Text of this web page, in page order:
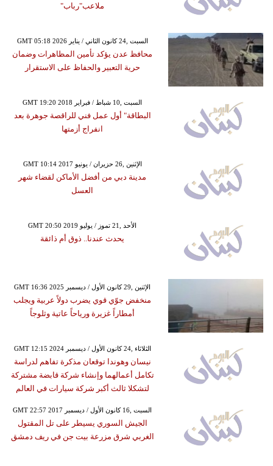
ملاعب"رباب"
GMT 05:18 2026 السبت ,24 كانون الثاني / يناير
محافظ عدن يؤكد تأمين المظاهرات وضمان
حرية التعبير والحفاظ على الاستقرار
GMT 19:20 2018 السبت ,10 شباط / فبراير
البطاقة" أول عمل فني للراقصة جوهرة بعد
انفراج أزمتها
GMT 10:14 2017 الإثنين ,26 حزيران / يونيو
مدينة دبي من أفضل الأماكن لقضاء شهر
العسل
GMT 20:50 2019 الأحد ,21 تموز / يوليو
يحدث عندنا.. ذوق أم ذائقة
GMT 16:36 2025 الإثنين ,29 كانون الأول / ديسمبر
منخفض جوّي قوي يضرب دولاً عربية ويجلب
أمطاراً غزيرة ورياحاً عاتية وثلوجاً
GMT 12:15 2024 الثلاثاء ,24 كانون الأول / ديسمبر
نيسان وهوندا توقعان مذكرة تفاهم لدراسة
تكامل أعمالهما وإنشاء شركة قابضة مشتركة
لتشكلا ثالث أكبر شركة سيارات في العالم
GMT 22:57 2017 السبت ,16 كانون الأول / ديسمبر
الجيش السوري يسيطر على تل المقتول
الغربي شرق مزرعة بيت جن في ريف دمشق